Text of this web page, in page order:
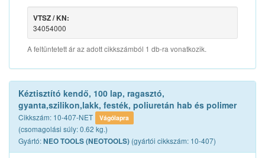
VTSZ / KN:
34054000
A feltüntetett ár az adott cikkszámból 1 db-ra vonatkozik.
Kéztisztító kendő, 100 lap, ragasztó,
gyanta,szilikon,lakk, festék, poliuretán hab és polimer
Cikkszám: 10-407-NET Vágólapra
(csomagolási súly: 0.62 kg.)
Gyártó:NEO TOOLS (NEOTOOLS) (gyártói cikkszám: 10-407)